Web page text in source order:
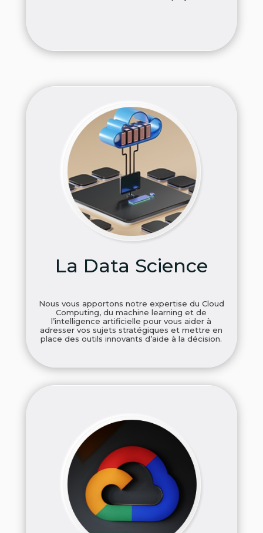
La Data Science
Nous vous apportons notre expertise du Cloud
Computing, du machine learning et de
l’intelligence artificielle pour vous aider à
adresser vos sujets stratégiques et mettre en
place des outils innovants d’aide à la décision.